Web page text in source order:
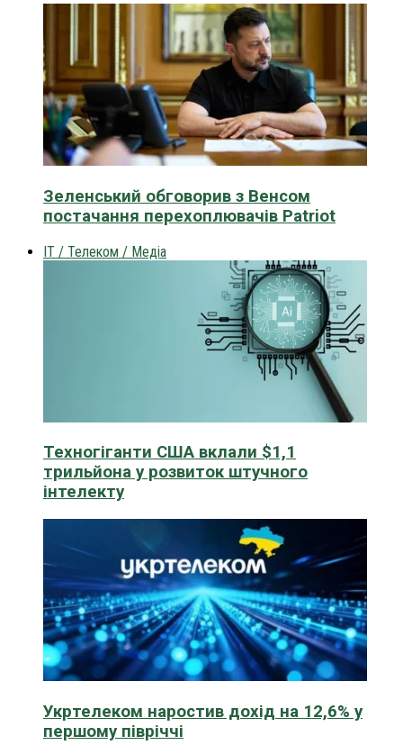
Зеленський обговорив з Венсом
постачання перехоплювачів Patriot
IT / Телеком / Медіа
Техногіганти США вклали $1,1
трильйона у розвиток штучного
інтелекту
Укртелеком наростив дохід на 12,6% у
першому півріччі